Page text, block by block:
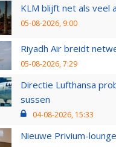
KLM blijft net als veel
05-08-2026, 9:00
Riyadh Air breidt
05-08-2026, 7:29
Directie Lufthansa
sussen
04-08-2026, 15:33
Nieuwe Privium-